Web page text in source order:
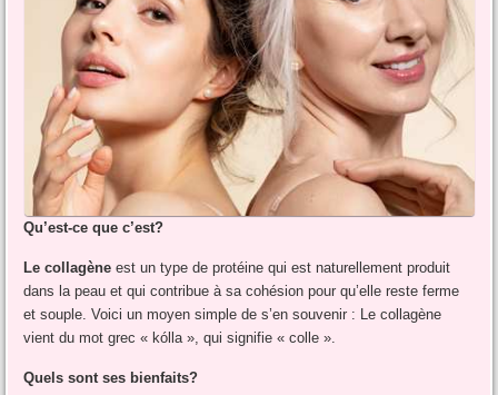
Qu’est-ce que c’est?
Le collagène est un type de protéine qui est naturellement produit
dans la peau et qui contribue à sa cohésion pour qu’elle reste ferme
et souple. Voici un moyen simple de s’en souvenir : Le collagène
vient du mot grec « kólla », qui signifie « colle ».
Quels sont ses bienfaits?